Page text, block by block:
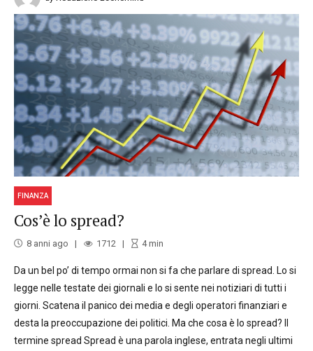
FINANZA
Cos’è lo spread?
8 anni ago 1712 4min
Da un bel po’ di tempo ormai non si fa che parlare di spread. Lo si
legge nelle testate dei giornali e lo si sente nei notiziari di tutti i
giorni. Scatena il panico dei media e degli operatori finanziari e
desta la preoccupazione dei politici. Ma che cosa è lo spread? Il
termine spread Spread è una parola inglese, entrata negli ultimi